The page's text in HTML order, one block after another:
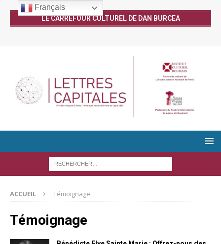
LE CARREFOUR CULTUREL DE DAN BURCEA
ACCUEIL Témoignage
Témoignage
Français